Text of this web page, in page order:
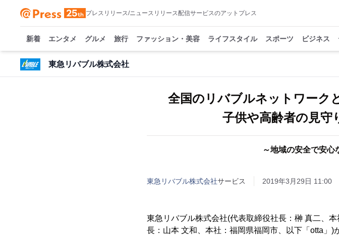
プレスリリース/ニュースリリース配信サービスのアットプレス
新着 エンタメ グルメ 旅行 ファッション・美容 ライフスタイル スポーツ ビジネス
東急リバブル株式会社
全国のリバブルネットワーク
子供や高齢者の見守
～地域の安全で安心
東急リバブル株式会社サービス 2019年3月29日 11:00
東急リバブル株式会社(代表取締役社長：榊 真二、
長：山本 文和、本社：福岡県福岡市、以下「otta」